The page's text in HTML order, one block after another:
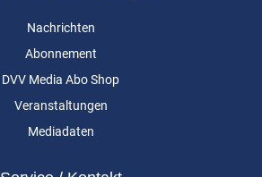
Nachrichten
Abonnement
DVV Media Abo Shop
Veranstaltungen
Mediadaten